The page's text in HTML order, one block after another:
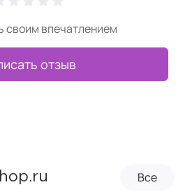
своим впечатлением
отзыв
Все